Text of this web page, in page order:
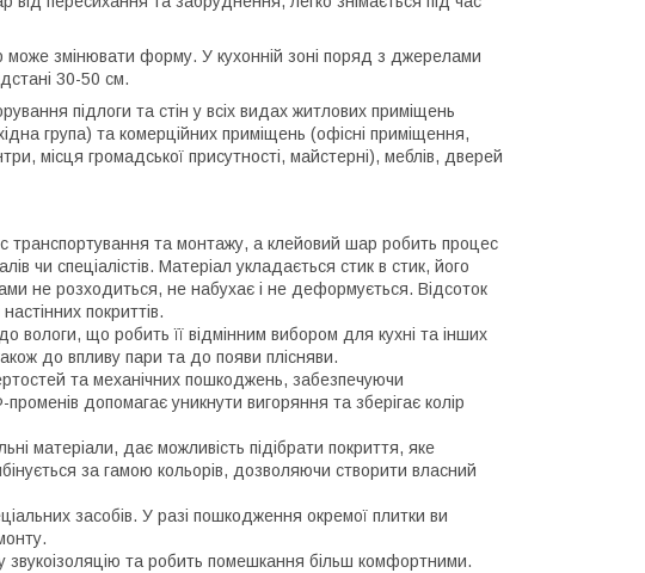
може змінювати форму. У кухонній зоні поряд з джерелами
30-50 см.
підлоги та стін у всіх видах житлових приміщень
група) та комерційних приміщень (офісні приміщення,
місця громадської присутності, майстерні), меблів, дверей
транспортування та монтажу, а клейовий шар робить процес
чи спеціалістів. Матеріал укладається стик в стик, його
не розходиться, не набухає і не деформується. Відсоток
покриттів.
вологи, що робить її відмінним вибором для кухні та інших
до впливу пари та до появи плісняви.
та механічних пошкоджень, забезпечуючи
допомагає уникнути вигоряння та зберігає колір
матеріали, дає можливість підібрати покриття, яке
за гамою кольорів, дозволяючи створити власний
засобів. У разі пошкодження окремої плитки ви
звукоізоляцію та робить помешкання більш комфортними.